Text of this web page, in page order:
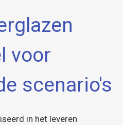
voor
scenario's
in het leveren